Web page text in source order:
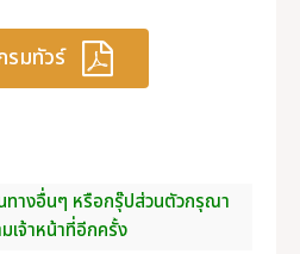
รมทัวร์
ทางอื่นๆ หรือกรุ๊ปส่วนตัวกรุณา
เจ้าหน้าที่อีกครั้ง